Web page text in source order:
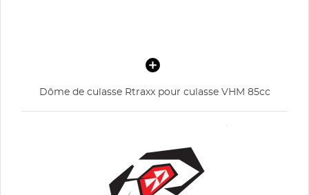
Dôme de culasse Rtraxx pour culasse VHM 85cc